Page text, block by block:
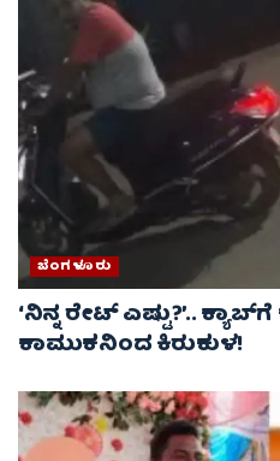
ಬೆಂಗಳೂರು
‘ನಿನ್ನ ರೇಟ್‌ ಎಷ್ಟು?’..
ಕಾಮುಕನಿಂದ ಕಿರುಕುಳ!